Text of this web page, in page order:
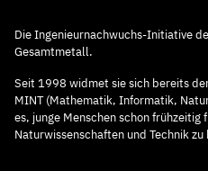
Die Ingenieurnachwuchs-Initiative
Gesamtmetall.
Seit 1998 widmet sie sich bereits
MINT (Mathematik, Informatik,
es, junge Menschen schon
Naturwissenschaften und Technik zu